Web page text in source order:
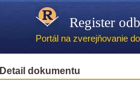
Register
Portál na zverejňovanie
Detail dokumentu